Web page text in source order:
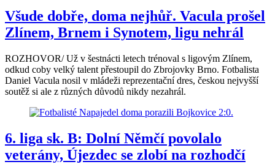
Všude dobře, doma nejhůř. Vacula prošel
Zlínem, Brnem i Synotem, ligu nehrál
ROZHOVOR/ Už v šestnácti letech trénoval s ligovým Zlínem,
odkud coby velký talent přestoupil do Zbrojovky Brno. Fotbalista
Daniel Vacula nosil v mládeži reprezentační dres, českou nejvyšší
soutěž si ale z různých důvodů nikdy nezahrál.
6. liga sk. B: Dolní Němčí povolalo
veterány, Újezdec se zlobí na rozhodčí